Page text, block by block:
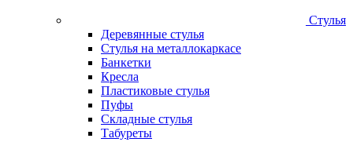
Стулья
Деревянные стулья
Стулья на металлокаркасе
Банкетки
Кресла
Пластиковые стулья
Пуфы
Складные стулья
Табуреты